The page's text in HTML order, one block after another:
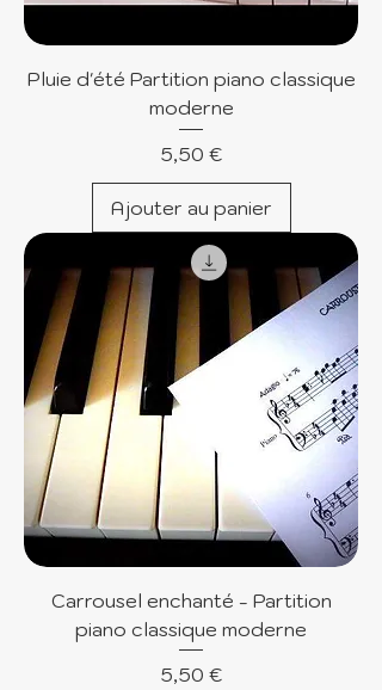
Pluie d'été Partition piano classique
moderne
Prix
5,50 €
Ajouter au panier
Carrousel enchanté - Partition
piano classique moderne
Prix
5,50 €